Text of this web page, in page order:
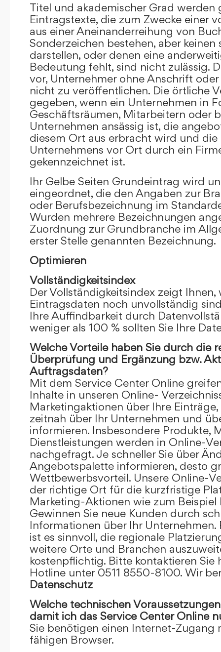
Titel und akademischer Grad werden
Eintragstexte, die zum Zwecke einer
aus einer Aneinanderreihung von
Sonderzeichen bestehen, aber keinen
darstellen, oder denen eine
Bedeutung fehlt, sind nicht zulässig.
vor, Unternehmer ohne Anschrift
nicht zu veröffentlichen. Die örtliche
gegeben, wenn ein Unternehmen in
Geschäftsräumen, Mitarbeitern oder
Unternehmen ansässig ist, die
diesem Ort aus erbracht wird und die
Unternehmens vor Ort durch ein
gekennzeichnet ist.
Ihr Gelbe Seiten Grundeintrag wird
eingeordnet, die den Angaben zur
oder Berufsbezeichnung im
Wurden mehrere Bezeichnungen
Zuordnung zur Grundbranche im
erster Stelle genannten Bezeichnung.
Optimieren
Vollständigkeitsindex
Der Vollständigkeitsindex zeigt
Eintragsdaten noch unvollständig
Ihre Auffindbarkeit durch
weniger als 100 % sollten Sie Ihre
Welche Vorteile haben Sie durch die
Überprüfung und Ergänzung bzw.
Auftragsdaten?
Mit dem Service Center Online
Inhalte in unseren Online-
Marketingaktionen über Ihre
zeitnah über Ihr Unternehmen und
informieren. Insbesondere Produkte,
Dienstleistungen werden in Online-
nachgefragt. Je schneller Sie über
Angebotspalette informieren, desto
Wettbewerbsvorteil. Unsere Online-
der richtige Ort für die kurzfristige
Marketing-Aktionen wie zum Beispiel
Gewinnen Sie neue Kunden durch
Informationen über Ihr Unternehmen.
ist es sinnvoll, die regionale
weitere Orte und Branchen
kostenpflichtig. Bitte kontaktieren Sie
Hotline unter 0511 8550-8100. Wir
Datenschutz
Welche technischen
damit ich das Service Center Online
Sie benötigen einen Internet-Zugang
fähigen Browser.